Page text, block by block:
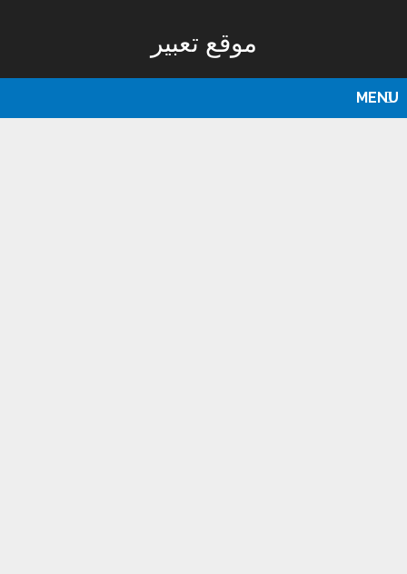
موقع تعبير
MENU